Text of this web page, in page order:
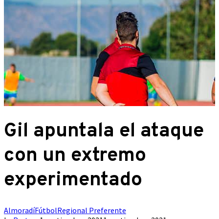
Gil apuntala el ataque
con un extremo
experimentado
AlmoradíFútbolRegional Preferente